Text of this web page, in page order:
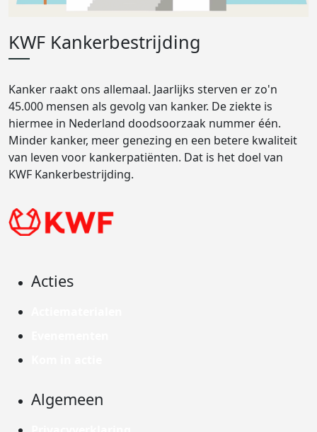
KWF Kankerbestrijding
Kanker raakt ons allemaal. Jaarlijks sterven er zo'n
45.000 mensen als gevolg van kanker. De ziekte is
hiermee in Nederland doodsoorzaak nummer één.
Minder kanker, meer genezing en een betere kwaliteit
van leven voor kankerpatiënten. Dat is het doel van
KWF Kankerbestrijding.
Acties
Algemeen